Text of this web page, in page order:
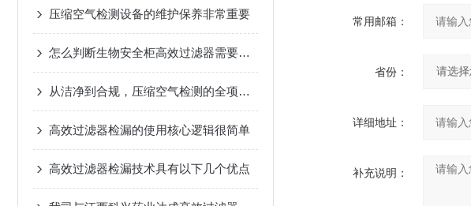
压缩空气检测设备的维护保养非常重要
怎么判断生物安全柜高效过滤器需要更换？
从洁净到合规，压缩空气检测的全项目解析
高效过滤器检漏的使用核心逻辑很简单
高效过滤器检漏技术具有以下几个优点
常用邮箱：
省份：
详细地址：
补充说明：